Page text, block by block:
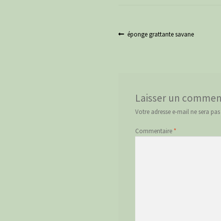
Navigation
Article
éponge grattante savane
Laisser un
Votre adresse e-mail ne sera
Commentaire *